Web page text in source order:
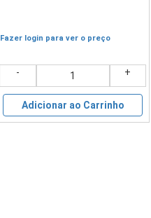
Fazer login para ver o preço
- +
Adicionar ao Carrinho